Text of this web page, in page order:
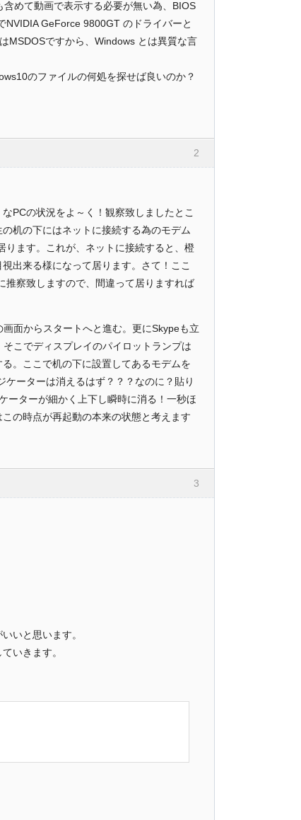
めて動画で表示する必要が無い為、BIOS
GeForce 9800GT のドライバーと
MSDOSですから、Windows とは異質な言
のファイルの何処を探せば良いのか？
2
PCの状況をよ～く！観察致しましたとこ
机の下にはネットに接続する為のモデム
ります。これが、ネットに接続すると、橙
出来る様になって居ります。さて！ここ
推察致しますので、間違って居りますれば
面からスタートへと進む。更にSkypeも立
こでディスプレイのパイロットランプは
。ここで机の下に設置してあるモデムを
ーターは消えるはず？？？なのに？貼り
ーターが細かく上下し瞬時に消る！一秒ほ
の時点が再起動の本来の状態と考えます
3
いと思います。
いきます。